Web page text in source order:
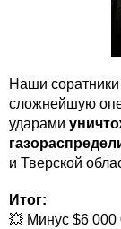
Наши
сложнейшую
ударами
и Тверской
Итог:
💥 Минус $6 000